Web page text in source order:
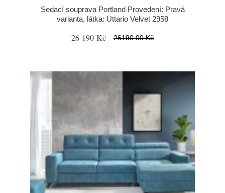
Sedací souprava Portland Provedení: Pravá
varianta, látka: Uttario Velvet 2958
26 190 Kč 26190.00 Kč